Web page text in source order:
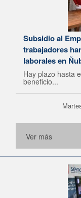
Subsidio al
trabajadores
laborales en
Hay plazo hasta
beneficio...
Ver más